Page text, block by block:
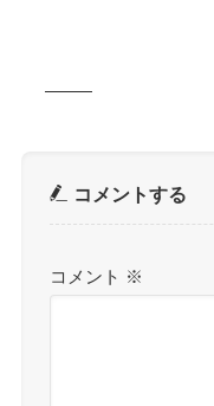
コメントする
コメント ※